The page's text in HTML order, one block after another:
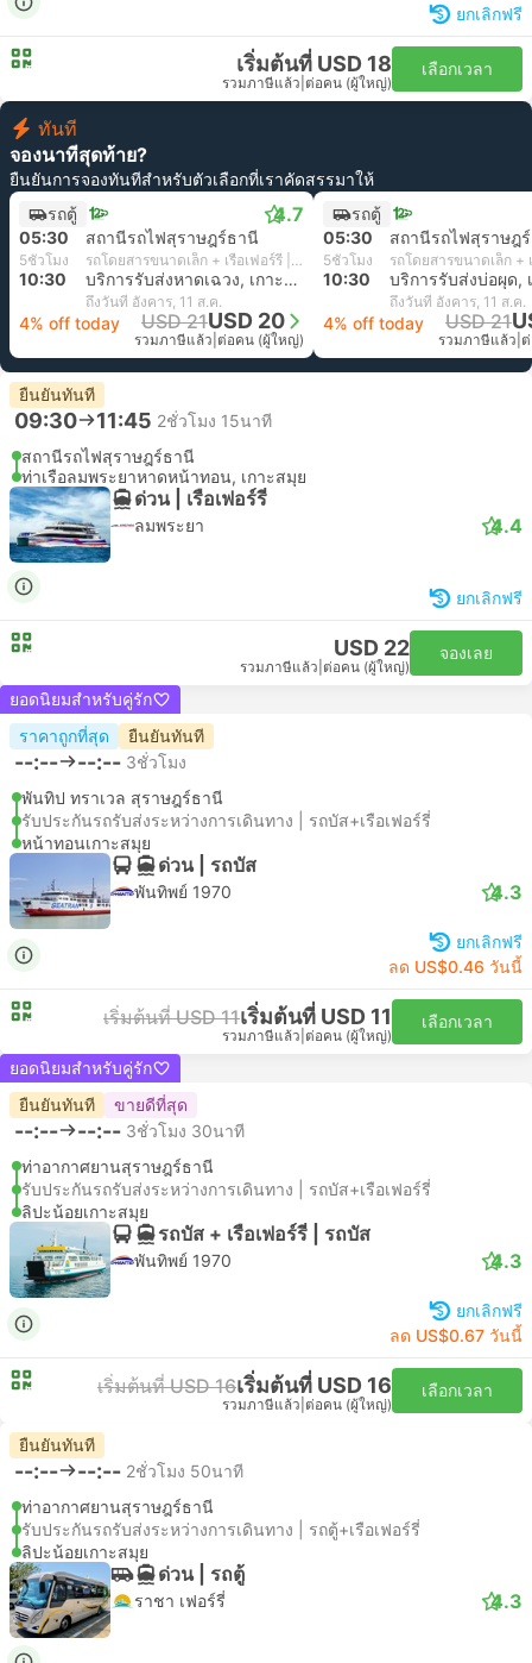
ยกเลิกฟรี
เริ่มต้นที่ USD 18
รวมภาษีแล้ว ต่อคน (ผู้ใหญ่)
เลือกเวลา
ทันที
จองนาทีสุดท้าย?
ยืนยันการจองทันทีสำหรับตัวเลือกที่เราคัดสรรมาให้
รถตู้
4.7
05:30 สถานีรถไฟสุราษฎร์ธานี
5ชั่วโมง รถโดยสารขนาดเล็ก + เรือเฟอร์รี่ | 12Go Transport
10:30 บริการรับส่งหาดเฉวง, เกาะสมุย
ถึงวันที่ อังคาร, 11 ส.ค.
4% off today USD 21USD 20
รวมภาษีแล้ว ต่อคน (ผู้ใหญ่)
รถตู้
05:30
สถานีรถไฟสุราษฎ
5ชั่วโมง
10:30 บริการรับส่งบ่อผุด,
ถึงวันที่ อังคาร, 11 ส.ค.
4% off today USD 21
รวมภาษีแล้ว
ยืนยันทันที
09:30 11:45 2ชั่วโมง 15นาที
สถานีรถไฟสุราษฎร์ธานี
ท่าเรือลมพระยาหาดหน้าทอน, เกาะสมุย
ด่วน | เรือเฟอร์รี่
ลมพระยา 4.4
ยกเลิกฟรี
USD 22
รวมภาษีแล้ว ต่อคน (ผู้ใหญ่)
จองเลย
ยอดนิยมสำหรับคู่รัก
ราคาถูกที่สุด
ยืนยันทันที
--:-- --:-- 3ชั่วโมง
พันทิป ทราเวล สุราษฎร์ธานี
รับประกันรถรับส่งระหว่างการเดินทาง | รถบัส+เรือเฟอร์รี่
หน้าทอนเกาะสมุย
ด่วน | รถบัส
พันทิพย์ 1970 4.3
ยกเลิกฟรี
ลด US$0.46 วันนี้
เริ่มต้นที่ USD 11เริ่มต้นที่ USD 11
รวมภาษีแล้ว ต่อคน (ผู้ใหญ่)
เลือกเวลา
ยอดนิยมสำหรับคู่รัก
ยืนยันทันที
ขายดีที่สุด
--:-- --:-- 3ชั่วโมง 30นาที
ท่าอากาศยานสุราษฎร์ธานี
รับประกันรถรับส่งระหว่างการเดินทาง | รถบัส+เรือเฟอร์รี่
ลิปะน้อยเกาะสมุย
รถบัส + เรือเฟอร์รี่ | รถบัส
พันทิพย์ 1970 4.3
ยกเลิกฟรี
ลด US$0.67 วันนี้
เริ่มต้นที่ USD 16เริ่มต้นที่ USD 16
รวมภาษีแล้ว ต่อคน (ผู้ใหญ่)
เลือกเวลา
ยืนยันทันที
--:-- --:-- 2ชั่วโมง 50นาที
ท่าอากาศยานสุราษฎร์ธานี
รับประกันรถรับส่งระหว่างการเดินทาง | รถตู้+เรือเฟอร์รี่
ลิปะน้อยเกาะสมุย
ด่วน | รถตู้
ราชา เฟอร์รี่ 4.3